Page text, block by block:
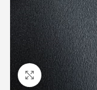
Clique para